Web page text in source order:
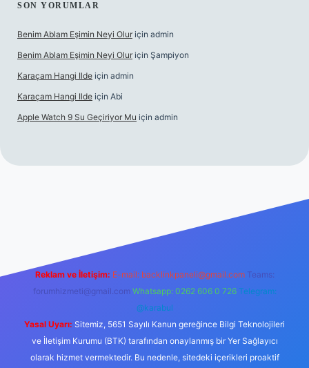
SON YORUMLAR
Benim Ablam Eşimin Neyi Olur için admin
Benim Ablam Eşimin Neyi Olur için Şampiyon
Karaçam Hangi Ilde için admin
Karaçam Hangi Ilde için Abi
Apple Watch 9 Su Geçiriyor Mu için admin
Reklam ve İletişim: E-mail: backlinkpaneli@gmail.com Teams:
forumhizmeti@gmail.com Whatsapp: 0262 606 0 726 Telegram:
@karabul
Yasal Uyarı: Sitemiz, 5651 Sayılı Kanun gereğince Bilgi Teknolojileri
ve İletişim Kurumu (BTK) tarafından onaylanmış bir Yer Sağlayıcı
olarak hizmet vermektedir. Bu nedenle, sitedeki içerikleri proaktif